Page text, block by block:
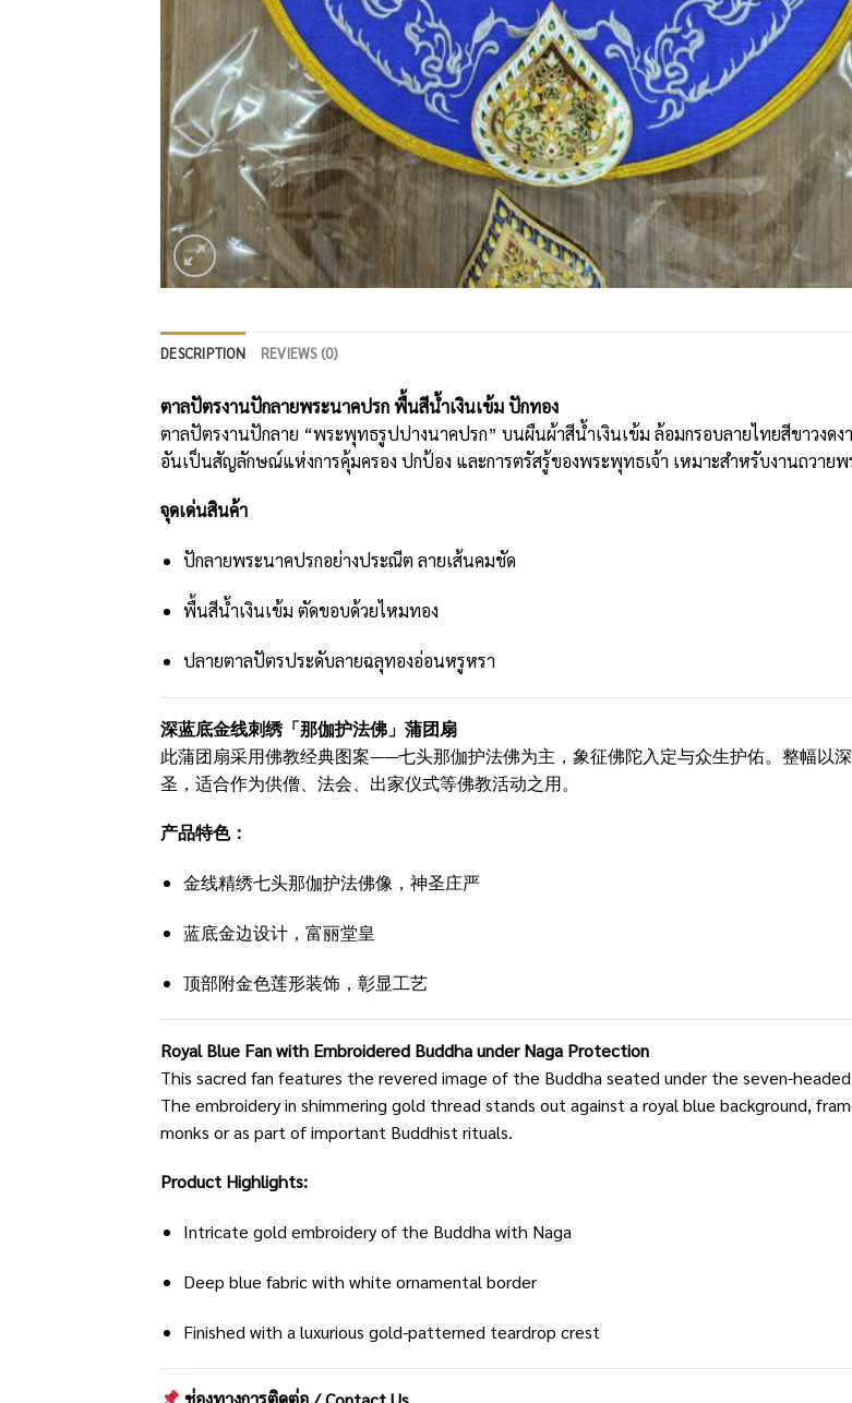
DESCRIPTION REVIEWS (0)
ตาลปัตรงานปักลายพระนาคปรก พื้นสีน้ำเงินเข้ม ปักทอง
ตาลปัตรงานปักลาย “พระพุทธรูปปางนาคปรก” บนผืนผ้าสีน้ำเงินเข้ม ล้อมกรอบลายไทยสีขาวงด
อันเป็นสัญลักษณ์แห่งการคุ้มครอง ปกป้อง และการตรัสรู้ของพระพุทธเจ้า เหมาะสำหรับงานถวา
จุดเด่นสินค้า
ปักลายพระนาคปรกอย่างประณีต ลายเส้นคมชัด
พื้นสีน้ำเงินเข้ม ตัดขอบด้วยไหมทอง
ปลายตาลปัตรประดับลายฉลุทองอ่อนหรูหรา
深蓝底金线刺绣「那伽护法佛」蒲团扇
此蒲团扇采用佛教经典图案——七头那伽护法佛为主，象征佛陀入定与众生护佑。整幅以
圣，适合作为供僧、法会、出家仪式等佛教活动之用。
产品特色：
金线精绣七头那伽护法佛像，神圣庄严
蓝底金边设计，富丽堂皇
顶部附金色莲形装饰，彰显工艺
Royal Blue Fan with Embroidered Buddha under Naga Protection
This sacred fan features the revered image of the Buddha seated under the seven-
The embroidery in shimmering gold thread stands out against a royal blue background,
monks or as part of important Buddhist rituals.
Product Highlights:
Intricate gold embroidery of the Buddha with Naga
Deep blue fabric with white ornamental border
Finished with a luxurious gold-patterned teardrop crest